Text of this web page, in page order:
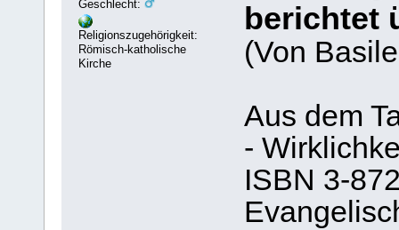
Geschlecht:
Religionszugehörigkeit:
Römisch-katholische
Kirche
berichtet
(Von
Aus dem
-
ISBN 3-